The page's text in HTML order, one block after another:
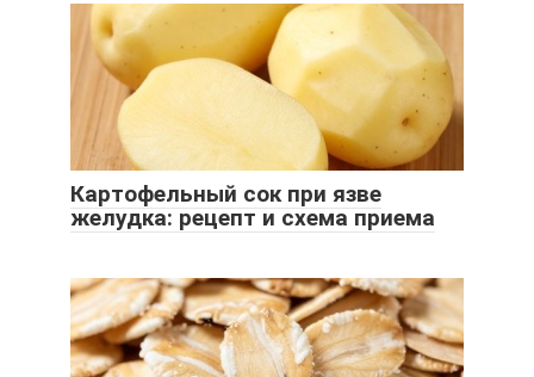
Картофельный сок при язве
желудка: рецепт и схема приема